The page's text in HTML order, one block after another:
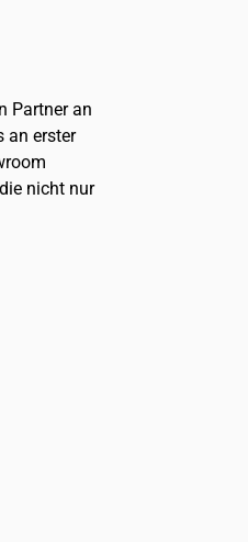
Partner an
an erster
nicht nur